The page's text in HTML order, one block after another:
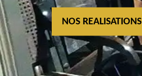
NOS REALISATIONS